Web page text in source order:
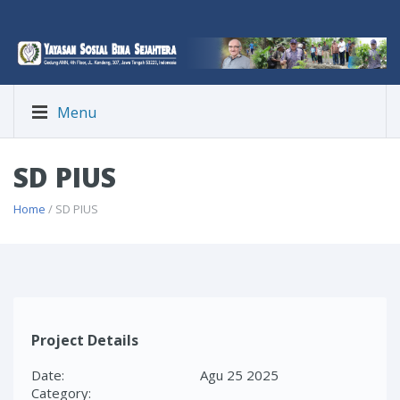
Menu
SD PIUS
Home / SD PIUS
Project Details
Date:
Agu 25 2025
Category: